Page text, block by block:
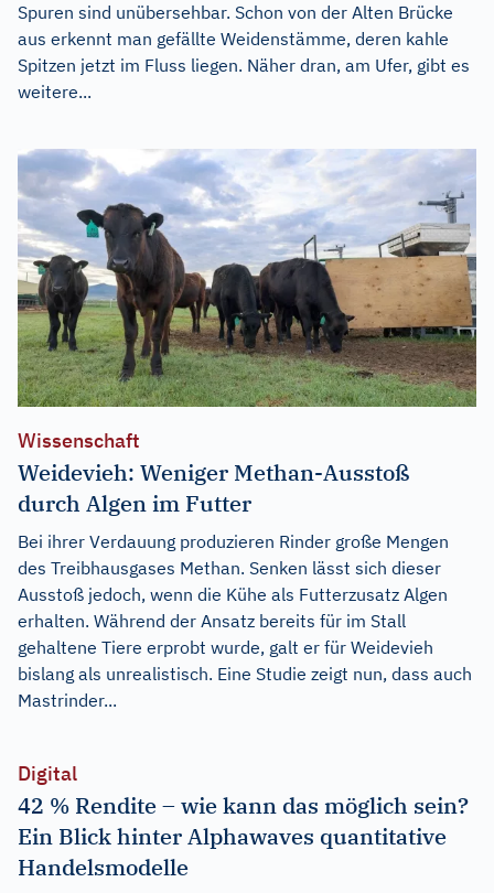
Spuren sind unübersehbar. Schon von der Alten Brücke
aus erkennt man gefällte Weidenstämme, deren kahle
Spitzen jetzt im Fluss liegen. Näher dran, am Ufer, gibt es
weitere...
Wissenschaft
Weidevieh: Weniger Methan-Ausstoß
durch Algen im Futter
Bei ihrer Verdauung produzieren Rinder große Mengen
des Treibhausgases Methan. Senken lässt sich dieser
Ausstoß jedoch, wenn die Kühe als Futterzusatz Algen
erhalten. Während der Ansatz bereits für im Stall
gehaltene Tiere erprobt wurde, galt er für Weidevieh
bislang als unrealistisch. Eine Studie zeigt nun, dass auch
Mastrinder...
Digital
42 % Rendite – wie kann das möglich sein?
Ein Blick hinter Alphawaves quantitative
Handelsmodelle